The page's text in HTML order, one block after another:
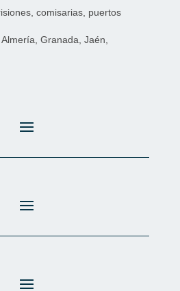
comisarias, puertos
Granada, Jaén,